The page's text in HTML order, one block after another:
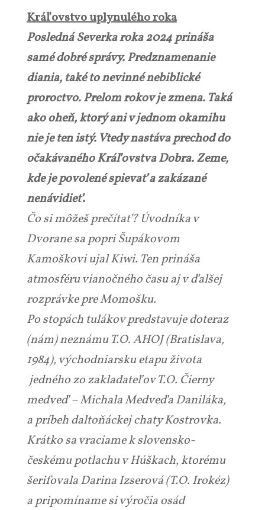
Kráľovstvo uplynulého roka
Posledná Severka roka 2024 prináša
samé dobré správy. Predznamenanie
diania, také to nevinné nebiblické
proroctvo. Prelom rokov je zmena. Taká
ako oheň, ktorý ani v jednom okamihu
nie je ten istý. Vtedy nastáva prechod do
očakávaného Kráľovstva Dobra. Zeme,
kde je povolené spievať a zakázané
nenávidieť.
Čo si môžeš prečítať? Úvodníka v
Dvorane sa popri Šupákovom
Kamoškovi ujal Kiwi. Ten prináša
atmosféru vianočného času aj v ďalšej
rozprávke pre Momošku.
Po stopách tulákov predstavuje doteraz
(nám) neznámu T.O. AHOJ (Bratislava,
1984), východniarsku etapu života
jedného zo zakladateľov T.O. Čierny
medveď – Michala Medveďa Daniláka,
a príbeh daltoňáckej chaty Kostrovka.
Krátko sa vraciame k slovensko-
českému potlachu v Húškach, ktorému
šerifovala Darina Izserová (T.O. Irokéz)
a pripomíname si výročia osád